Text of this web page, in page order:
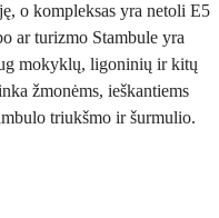
o kompleksas yra netoli E5
ar turizmo Stambule yra
mokyklų, ligoninių ir kitų
žmonėms, ieškantiems
triukšmo ir šurmulio.